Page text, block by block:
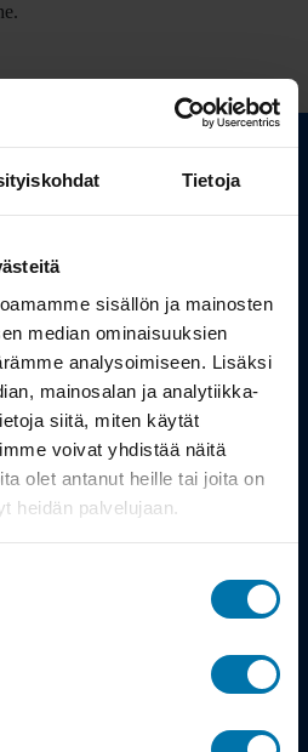
Tietoja
sisällön ja mainosten
median ominaisuuksien
analysoimiseen. Lisäksi
mainosalan ja analytiikka-
siitä, miten käytät
voivat yhdistää näitä
olet antanut heille tai joita on
heidän palvelujaan.
Info
palautukset